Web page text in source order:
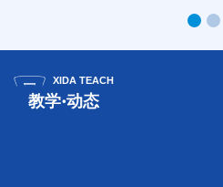
XIDA TEACH
教学·动态